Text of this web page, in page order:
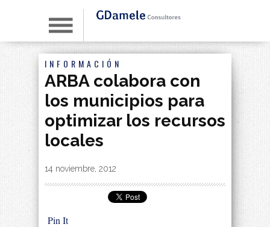
INFORMACIÓN
ARBA colabora con
los municipios para
optimizar los recursos
locales
By|
14 noviembre, 2012
Pin It